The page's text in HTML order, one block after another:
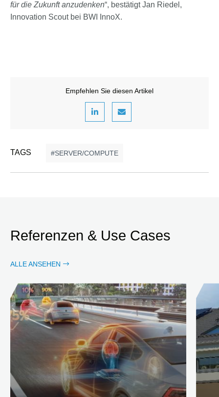
für die Zukunft anzudenken“, bestätigt Jan Riedel,
Innovation Scout bei BWI InnoX.
Empfehlen Sie diesen Artikel
TAGS SERVER/COMPUTE
Referenzen & Use Cases
ALLE ANSEHEN